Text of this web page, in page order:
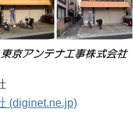
(diginet.ne.jp)